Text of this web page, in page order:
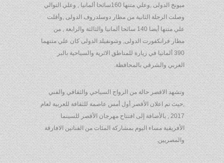
ميونخ الدولى ,وعلي متنها 160سائحا ألمانيا , وعلي التوالي
وصلت الرحلة الثانية من مطار دوسلدروف الدولى ,وأقلت
علي متنها أيضا 140 سائحا ألمانيا والثالثة والرابعة , من
مطار فرانكفورت الدولى, وشونفيلد الدولى كان علي متنهما
390 ألمانيا في زيارة للمناطق الاثرية والسياحية بالبر
الغربي والشرقي بالمحافظة.
وتشهد الاقصر حالة من الرواج السياحي والثقافي والفني
,حيث تم اعلان الأقصر أول أمس عاصمة للثقافة للعربية لعام
2017 , بالأضافة إلى افتتاح مهرجان الأقصر للسينما
الأفريقية مساء اليوم بمشاركة المئات من الفنانين الافارقة
والمصريين.